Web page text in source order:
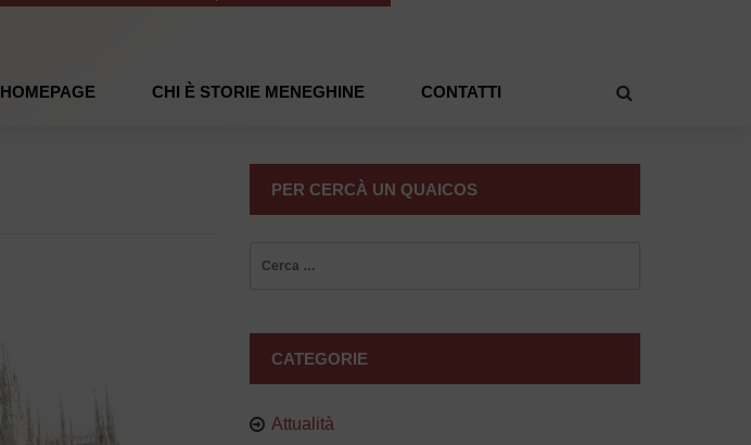
HOMEPAGE CHI È STORIE MENEGHINE CONTATTI
PER CERCÀ UN QUAICOS
CATEGORIE
Attualità